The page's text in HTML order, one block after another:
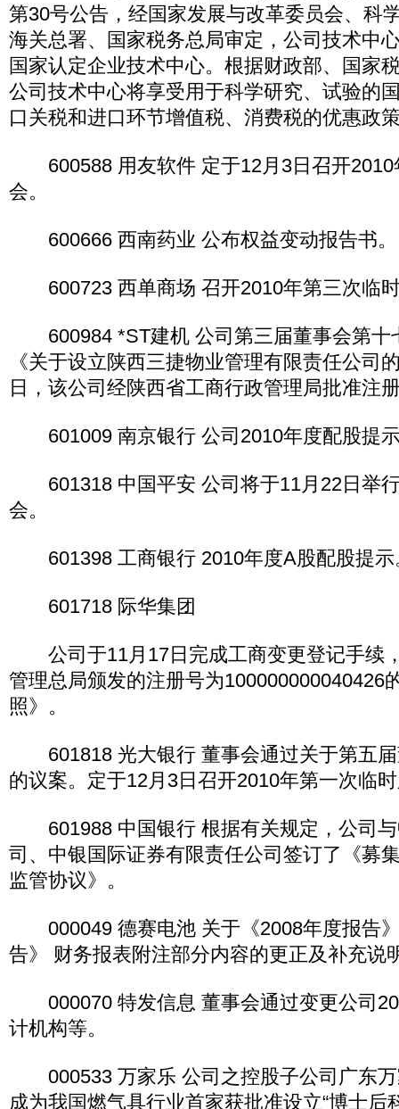
第30号公告，经国家发展与改革委员会、科
海关总署、国家税务总局审定，公司技术中
国家认定企业技术中心。根据财政部、国家
公司技术中心将享受用于科学研究、试验的
口关税和进口环节增值税、消费税的优惠政
600588 用友软件 定于12月3日召开2010
会。
600666 西南药业 公布权益变动报告书。
600723 西单商场 召开2010年第三次临
600984 *ST建机 公司第三届董事会第十
《关于设立陕西三捷物业管理有限责任公司
日，该公司经陕西省工商行政管理局批准注
601009 南京银行 公司2010年度配股提
601318 中国平安 公司将于11月22日举
会。
601398 工商银行 2010年度A股配股提示
601718 际华集团
公司于11月17日完成工商变更登记手续
管理总局颁发的注册号为100000000040426
照》。
601818 光大银行 董事会通过关于第五届
的议案。定于12月3日召开2010年第一次临
601988 中国银行 根据有关规定，公司与
司、中银国际证券有限责任公司签订了《募
监管协议》。
000049 德赛电池 关于《2008年度报告
告》 财务报表附注部分内容的更正及补充说
000070 特发信息 董事会通过变更公司
计机构等。
000533 万家乐 公司之控股子公司广东万
成为我国燃气具行业首家获批准设立“博士后